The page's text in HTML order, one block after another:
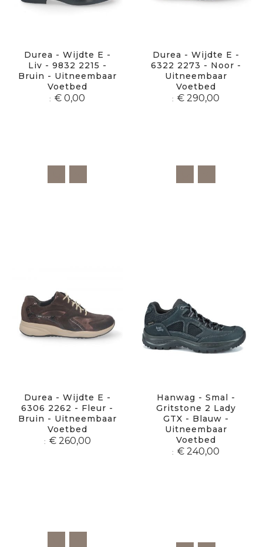
Durea - Wijdte E -
Liv - 9832 2215 -
Bruin - Uitneembaar
Voetbed
€ 0,00
Durea - Wijdte E -
6322 2273 - Noor -
Uitneembaar
Voetbed
€ 290,00
Durea - Wijdte E -
6306 2262 - Fleur -
Bruin - Uitneembaar
Voetbed
€ 260,00
Hanwag - Smal -
Gritstone 2 Lady
GTX - Blauw -
Uitneembaar
Voetbed
€ 240,00